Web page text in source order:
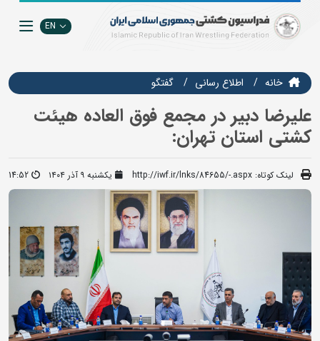
EN
خانه اطلاع رسانی گفتگو
علیرضا دبیر در مجمع فوق العاده هیئت
کشتی استان تهران:
لینک کوتاه: http://iwf.ir/lnks/84655/-.aspx یکشنبه ۹ آذر ۱۴۰۴ 14:52